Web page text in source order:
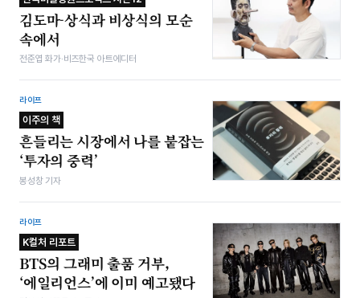
김도마-상식과 비상식의 모순
속에서
전준엽 화가·비즈한국 아트에디터
라이프
이주의 책
흔들리는 시장에서 나를 붙잡는
‘투자의 중력’
봉성창 기자
라이프
K컬처 리포트
BTS의 그래미 출품 거부,
‘에일리언스’에 이미 예고됐다